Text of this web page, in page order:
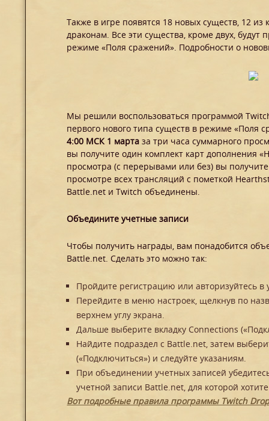
Также в игре появятся 18 новых существ, 12
драконам. Все эти существа, кроме двух,
режиме «Поля сражений». Подробности о
Мы решили воспользоваться программой
первого нового типа существ в режиме «Поля
4:00 МСК 1 марта за три часа суммарного
вы получите один комплект карт дополнения
просмотра (с перерывами или без) вы
просмотре всех трансляций с пометкой
Battle.net и Twitch объединены.
Объедините учетные записи
Чтобы получить награды, вам понадобится
Battle.net. Сделать это можно так:
Пройдите регистрацию или авторизуйтесь в
Перейдите в меню настроек, щелкнув по
верхнем углу экрана.
Дальше выберите вкладку Connections
Найдите подраздел с Battle.net, затем
(«Подключиться») и следуйте указаниям.
При объединении учетных записей
учетной записи Battle.net, для которой
Вот подробные правила программы Twitch